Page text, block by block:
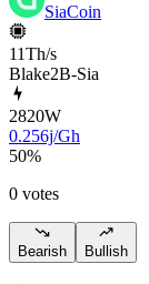
SiaCoin
11Th/s
Blake2B-Sia
2820W
0.256j/Gh
50%
0 votes
Bearish Bullish